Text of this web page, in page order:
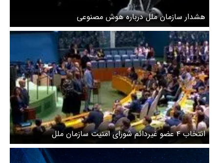
هشدار سازمان ملل درباره هوش مصنوعی
انتخاب ۴ عضو غیردائم شورای امنیت سازمان ملل